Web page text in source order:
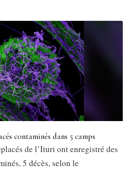
contaminés dans 5 camps
de l’Ituri ont enregistré des
5 décès, selon le